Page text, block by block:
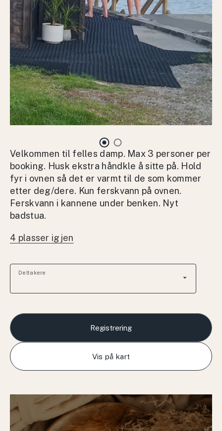
Velkommen til felles damp. Max 3 personer per
booking. Husk ekstra håndkle å sitte på. Hold
fyr i ovnen så det er varmt til de som kommer
etter deg/dere. Kun ferskvann på ovnen.
Ferskvann i kannene under benken. Nyt
badstua.
4 plasser igjen
Deltakere arrow_drop_down
Registrering
Vis på kart